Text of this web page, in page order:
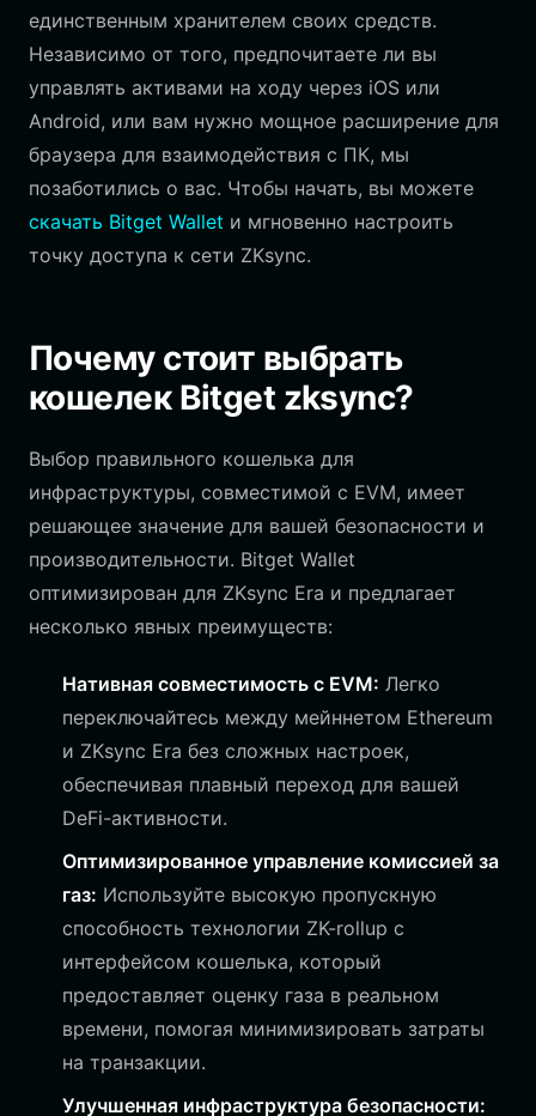
единственным хранителем своих средств.
Независимо от того, предпочитаете ли вы
управлять активами на ходу через iOS или
Android, или вам нужно мощное расширение для
браузера для взаимодействия с ПК, мы
позаботились о вас. Чтобы начать, вы можете
скачать Bitget Wallet и мгновенно настроить
точку доступа к сети ZKsync.
Почему стоит выбрать
кошелек Bitget zksync?
Выбор правильного кошелька для
инфраструктуры, совместимой с EVM, имеет
решающее значение для вашей безопасности и
производительности. Bitget Wallet
оптимизирован для ZKsync Era и предлагает
несколько явных преимуществ:
Нативная совместимость с EVM: Легко
переключайтесь между мейннетом Ethereum
и ZKsync Era без сложных настроек,
обеспечивая плавный переход для вашей
DeFi-активности.
Оптимизированное управление комиссией за
газ: Используйте высокую пропускную
способность технологии ZK-rollup с
интерфейсом кошелька, который
предоставляет оценку газа в реальном
времени, помогая минимизировать затраты
на транзакции.
Улучшенная инфраструктура безопасности: